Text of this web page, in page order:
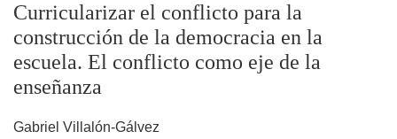
Curricularizar el conflicto para la
construcción de la democracia en la
escuela. El conflicto como eje de la
enseñanza
Gabriel Villalón-Gálvez